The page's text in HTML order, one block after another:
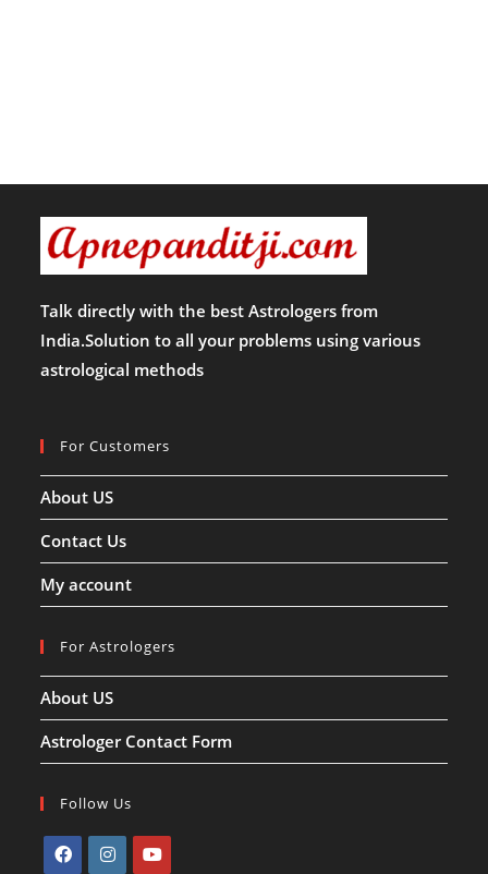
Talk directly with the best Astrologers from
India.Solution to all your problems using various
astrological methods
For Customers
About US
Contact Us
My account
For Astrologers
About US
Astrologer Contact Form
Follow Us